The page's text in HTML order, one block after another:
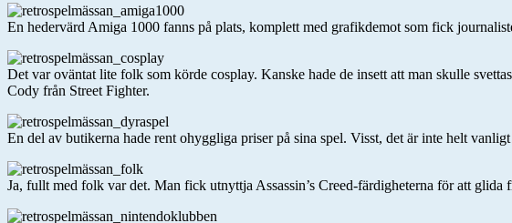
En hedervärd Amiga 1000 fanns på plats, komplett med grafikdemot som fick
Det var oväntat lite folk som körde cosplay. Kanske hade de insett att man skulle
Cody från Street Fighter.
En del av butikerna hade rent ohyggliga priser på sina spel. Visst, det är inte helt
Ja, fullt med folk var det. Man fick utnyttja Assassin’s Creed-färdigheterna för att glida